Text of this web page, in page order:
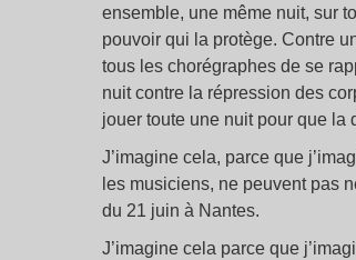
ensemble, une même nuit, sur
pouvoir qui la protège. Contre
tous les chorégraphes de se
nuit contre la répression des
jouer toute une nuit pour que la
J’imagine cela, parce que
les musiciens, ne peuvent pas
du 21 juin à Nantes.
J’imagine cela parce que